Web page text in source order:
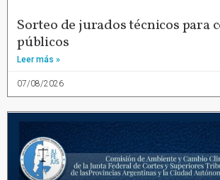
Sorteo de jurados técnicos para
públicos
Leer más »
07/08/2026